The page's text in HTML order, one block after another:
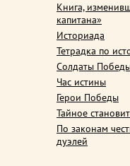
Книга,
капитана»
Историада
Тетрадка по
Солдаты
Час истины
Герои Победы
Тайное
По законам
дуэлей